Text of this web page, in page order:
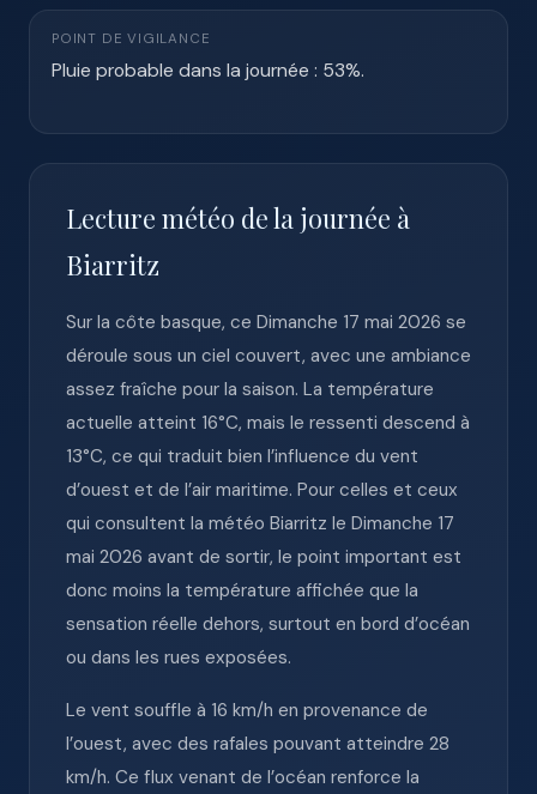
POINT DE VIGILANCE
Pluie probable dans la journée : 53%.
Lecture météo de la journée à
Biarritz
Sur la côte basque, ce Dimanche 17 mai 2026 se
déroule sous un ciel couvert, avec une ambiance
assez fraîche pour la saison. La température
actuelle atteint 16°C, mais le ressenti descend à
13°C, ce qui traduit bien l’influence du vent
d’ouest et de l’air maritime. Pour celles et ceux
qui consultent la météo Biarritz le Dimanche 17
mai 2026 avant de sortir, le point important est
donc moins la température affichée que la
sensation réelle dehors, surtout en bord d’océan
ou dans les rues exposées.
Le vent souffle à 16 km/h en provenance de
l’ouest, avec des rafales pouvant atteindre 28
km/h. Ce flux venant de l’océan renforce la